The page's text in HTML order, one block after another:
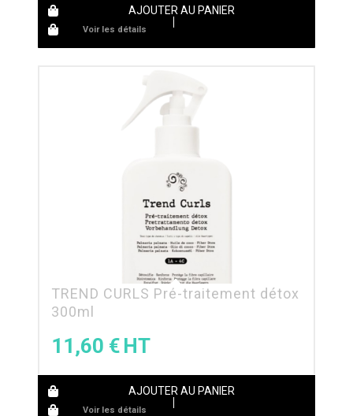
AJOUTER AU PANIER
Voir les détails
TREND CURLS Pré-traitement détox
300ml
11,60 €
AJOUTER AU PANIER
Voir les détails